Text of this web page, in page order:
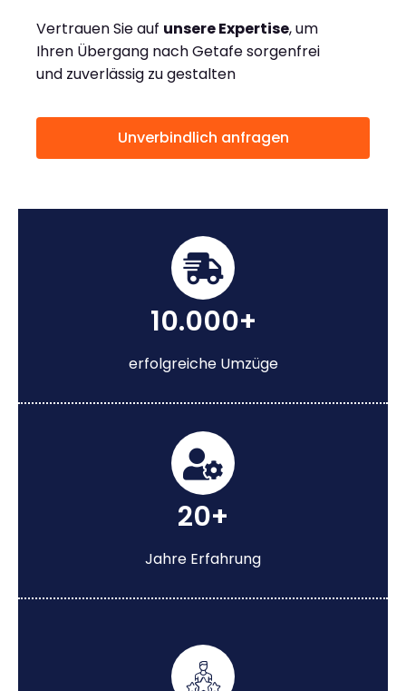
Vertrauen Sie auf unsere Expertise, um
Ihren Übergang nach Getafe sorgenfrei
und zuverlässig zu gestalten
Unverbindlich anfragen
10.000+
erfolgreiche Umzüge
20+
Jahre Erfahrung